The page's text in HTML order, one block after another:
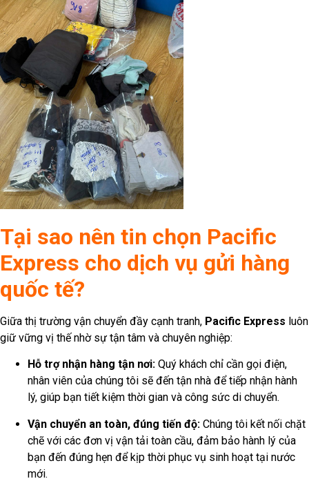
Tại sao nên tin chọn Pacific
Express cho dịch vụ gửi hàng
quốc tế?
Giữa thị trường vận chuyển đầy cạnh tranh, Pacific Express luôn
giữ vững vị thế nhờ sự tận tâm và chuyên nghiệp:
Hỗ trợ nhận hàng tận nơi: Quý khách chỉ cần gọi điện,
nhân viên của chúng tôi sẽ đến tận nhà để tiếp nhận hành
lý, giúp bạn tiết kiệm thời gian và công sức di chuyển.
Vận chuyển an toàn, đúng tiến độ: Chúng tôi kết nối chặt
chẽ với các đơn vị vận tải toàn cầu, đảm bảo hành lý của
bạn đến đúng hẹn để kịp thời phục vụ sinh hoạt tại nước
mới.